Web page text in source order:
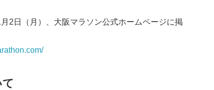
日（月）、大阪マラソン公式ホームページに掲